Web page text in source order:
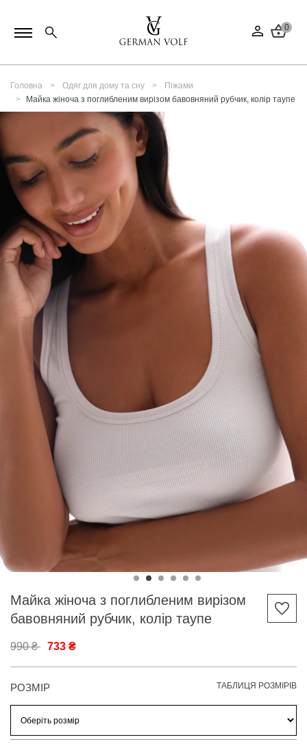
0
Головна Одяг для дому та сну
Піжами
Майка жіноча з поглибленим вирізом бавовняний рубчик, колір таупе
Майка жіноча з поглибленим вирізом
бавовняний рубчик, колір таупе
990 ₴ 733 ₴
РОЗМІР ТАБЛИЦЯ РОЗМІРІВ